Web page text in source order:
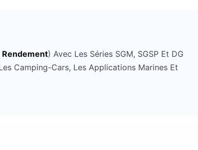
Rendement) Avec Les Séries SGM, SGSP Et DG
Camping-Cars, Les Applications Marines Et